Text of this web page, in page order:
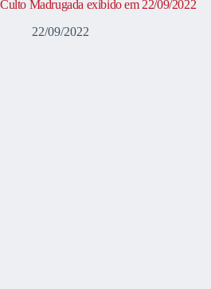
Culto Madrugada exibido em 22/09/2022
22/09/2022